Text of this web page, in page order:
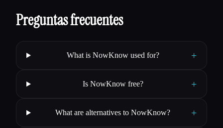
Preguntas frecuentes
What is NowKnow used for? +
Is NowKnow free? +
What are alternatives to NowKnow? +